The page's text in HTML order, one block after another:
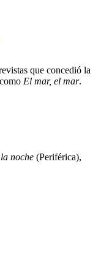
que concedió la
El mar, el mar.
noche (Periférica),